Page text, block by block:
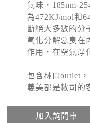
氣味，185nm-
為472KJ/mol和
斷絕大多數的分
氧化分解惡臭在
作用，在空氣淨
包含林口outlet
義美都是敝司的
加入詢問車